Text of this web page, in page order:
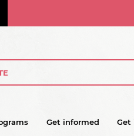
Get informed Get